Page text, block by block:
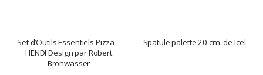
Set d’Outils Essentiels Pizza –
HENDI Design par Robert
Bronwasser
Spatule palette 20 cm. de Icel